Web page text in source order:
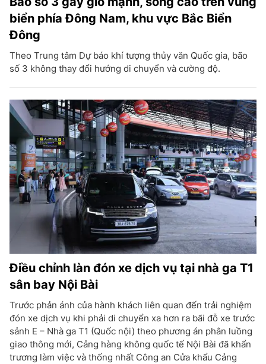
biển phía Đông Nam, khu vực Bắc Biển
Đông
Theo Trung tâm Dự báo khí tượng thủy văn Quốc gia, bão
số 3 không thay đổi hướng di chuyển và cường độ.
Điều chỉnh làn đón xe dịch vụ tại nhà ga T1
sân bay Nội Bài
Trước phản ánh của hành khách liên quan đến trải nghiệm
đón xe dịch vụ khi phải di chuyển xa hơn ra bãi đỗ xe trước
sảnh E – Nhà ga T1 (Quốc nội) theo phương án phân luồng
giao thông mới, Cảng hàng không quốc tế Nội Bài đã khẩn
trương làm việc và thống nhất Công an Cửa khẩu Cảng